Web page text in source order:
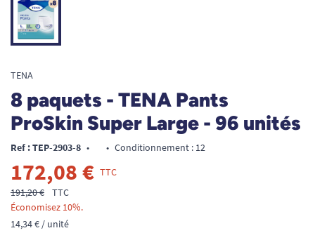
TENA
8 paquets - TENA Pants
ProSkin Super Large - 96 unités
Ref : TEP-2903-8 • • Conditionnement : 12
172,08 € TTC
191,20 €
TTC
Économisez 10%.
14,34 € / unité